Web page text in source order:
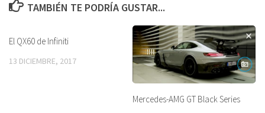
TAMBIÉN TE PODRÍA GUSTAR...
El QX60 de Infiniti
13 DICIEMBRE, 2017
Mercedes-AMG GT Black Series